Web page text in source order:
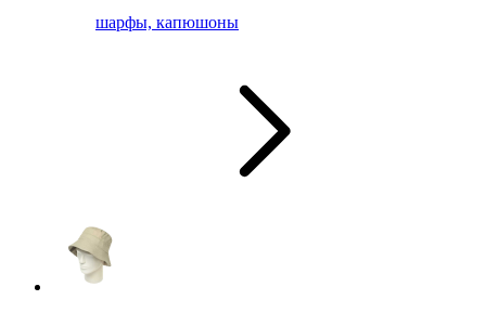
шарфы, капюшоны